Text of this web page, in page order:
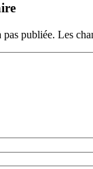
pas publiée. Les